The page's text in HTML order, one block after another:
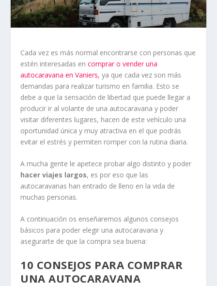
Cada vez es más normal encontrarse con personas que
estén interesadas encomprar o vender una
autocaravana en Vaniers, ya que cada vez son más
demandas para realizar turismo en familia. Esto se
debe a que la sensación de libertad que puede llegar a
producir ir al volante de una autocaravana y poder
visitar diferentes lugares, hacen de este vehículo una
oportunidad única y muy atractiva en el que podrás
evitar el estrés y permiten romper con la rutina diaria.
A mucha gente le apetece probar algo distinto y poder
hacer viajes largos, es por eso que las
autocaravanas han entrado de lleno en la vida de
muchas personas.
A continuación os enseñaremos algunos consejos
básicos para poder elegir una autocaravana y
asegurarte de que la compra sea buena:
10 CONSEJOS PARA COMPRAR
UNA AUTOCARAVANA